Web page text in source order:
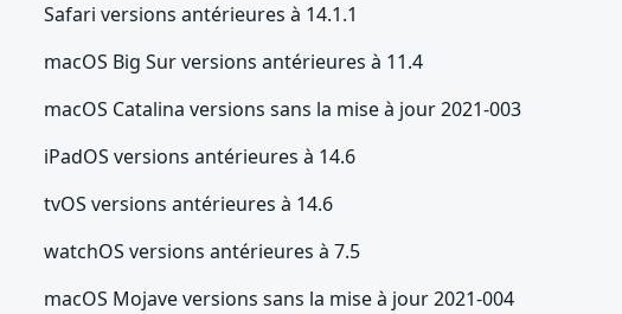
Safari versions antérieures à 14.1.1
macOS Big Sur versions antérieures à 11.4
macOS Catalina versions sans la mise à jour 2021-003
iPadOS versions antérieures à 14.6
tvOS versions antérieures à 14.6
watchOS versions antérieures à 7.5
macOS Mojave versions sans la mise à jour 2021-004